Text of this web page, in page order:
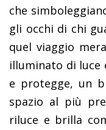
che
gli occhi di chi
quel viaggio
illuminato di luce
e protegge, un
spazio al più
riluce e brilla